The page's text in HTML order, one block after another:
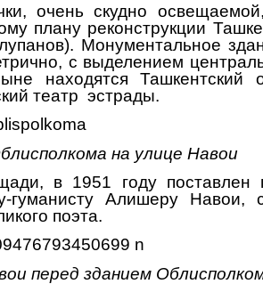
очень скудно
плану реконструкции
Монументальное
с выделением
находятся Ташкентский
театр эстрады.
на улице Навои
в 1951 году поставлен
гуманисту Алишеру
поэта.
перед зданием